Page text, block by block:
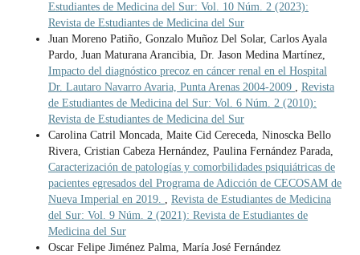
Estudiantes de Medicina del Sur: Vol. 10 Núm. 2 (2023):
Revista de Estudiantes de Medicina del Sur
Juan Moreno Patiño, Gonzalo Muñoz Del Solar, Carlos Ayala
Pardo, Juan Maturana Arancibia, Dr. Jason Medina Martínez,
Impacto del diagnóstico precoz en cáncer renal en el Hospital
Dr. Lautaro Navarro Avaria, Punta Arenas 2004-2009 , Revista
de Estudiantes de Medicina del Sur: Vol. 6 Núm. 2 (2010):
Revista de Estudiantes de Medicina del Sur
Carolina Catril Moncada, Maite Cid Cereceda, Ninoscka Bello
Rivera, Cristian Cabeza Hernández, Paulina Fernández Parada,
Caracterización de patologías y comorbilidades psiquiátricas de
pacientes egresados del Programa de Adicción de CECOSAM de
Nueva Imperial en 2019. , Revista de Estudiantes de Medicina
del Sur: Vol. 9 Núm. 2 (2021): Revista de Estudiantes de
Medicina del Sur
Oscar Felipe Jiménez Palma, María José Fernández